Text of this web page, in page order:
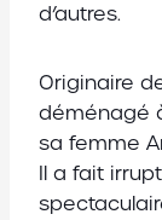
d’autres.
Originaire
déménagé
sa femme
Il a fait